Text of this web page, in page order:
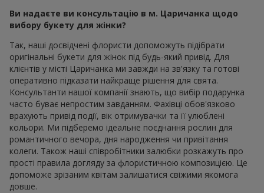
Ви надаєте ви консультацію в м. Царичанка щодо
вибору букету для жінки?
Так, наші досвідчені флористи допоможуть підібрати
оригінальні букети для жінок під будь-який привід. Для
клієнтів у місті Царичанка ми завжди на зв'язку та готові
оперативно підказати найкраще рішення для свята.
Консультанти нашої компанії знають, що вибір подарунка
часто буває непростим завданням. Фахівці обов'язково
врахують привід події, вік отримувачки та її улюблені
кольори. Ми підберемо ідеальне поєднання рослин для
романтичного вечора, дня народження чи привітання
колеги. Також наші співробітники залюбки розкажуть про
прості правила догляду за флористичною композицією. Це
допоможе зрізаним квітам залишатися свіжими якомога
довше.